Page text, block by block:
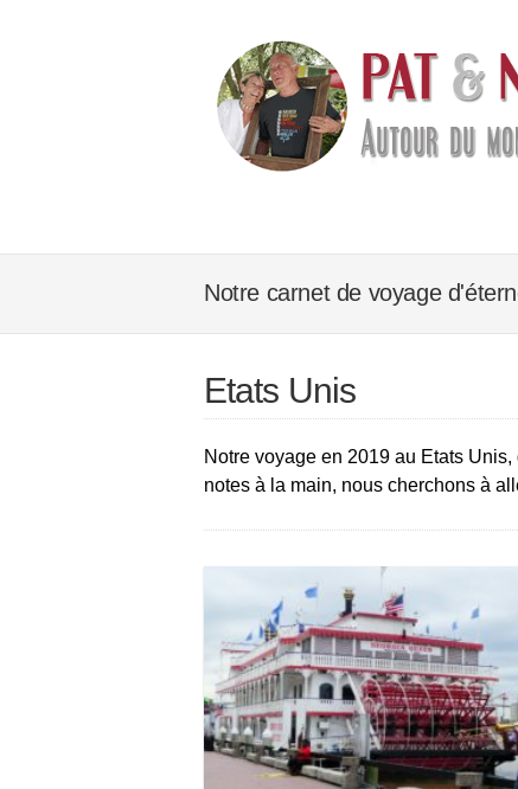
Notre carnet de voyage
Etats Unis
Notre voyage en 2019 au Etats
notes à la main, nous cherchons à